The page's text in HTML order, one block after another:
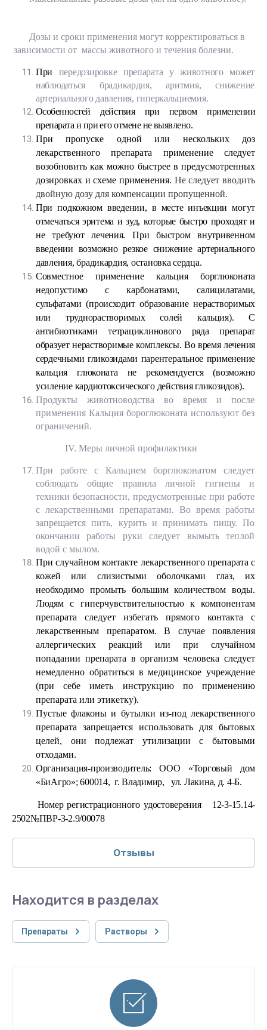
Дозы и сроки применения могут корректироваться в
зависимости от массы животного и течения болезни.
При передозировке препарата у животного может
наблюдаться брадикардия, аритмия, снижение
артериального давления, гиперкальциемия.
Особенностей действия при первом применении
препарата и при его отмене не выявлено.
При пропуске одной или нескольких доз
лекарственного препарата применение следует
возобновить как можно быстрее в предусмотренных
дозировках и схеме применения. Не следует вводить
двойную дозу для компенсации пропущенной.
При подкожном введении, в месте инъекции могут
отмечаться эритема и зуд, которые быстро проходят и
не требуют лечения. При быстром внутривенном
введении возможно резкое снижение артериального
давления, брадикардия, остановка сердца.
Совместное применение кальция борглюконата
недопустимо с карбонатами, салицилатами,
сульфатами (происходит образование нерастворимых
или труднорастворимых солей кальция). С
антибиотиками тетрациклинового ряда препарат
образует нерастворимые комплексы. Во время лечения
сердечными гликозидами парентеральное применение
кальция глюконата не рекомендуется (возможно
усиление кардиотоксического действия гликозидов).
Продукты животноводства во время и после
применения Кальция бороглюконата используют без
ограничений.
IV. Меры личной профилактики
При работе с Кальцием борглюконатом следует
соблюдать общие правила личной гигиены и
техники безопасности, предусмотренные при работе
с лекарственными препаратами. Во время работы
запрещается пить, курить и принимать пищу. По
окончании работы руки следует вымыть теплой
водой с мылом.
При случайном контакте лекарственного препарата с
кожей или слизистыми оболочками глаз, их
необходимо промыть большим количеством воды.
Людям с гиперчувствительностью к компонентам
препарата следует избегать прямого контакта с
лекарственным препаратом. В случае появления
аллергических реакций или при случайном
попадании препарата в организм человека следует
немедленно обратиться в медицинское учреждение
(при себе иметь инструкцию по применению
препарата или этикетку).
Пустые флаконы и бутылки из-под лекарственного
препарата запрещается использовать для бытовых
целей, они подлежат утилизации с бытовыми
отходами.
Организация-производитель: ООО «Торговый дом
«БиАгро»; 600014, г. Владимир, ул. Лакина, д. 4-Б.
Номер регистрационного удостоверения 12-3-15.14-
2502№ПВР-3-2.9/00078
Отзывы
Находится в разделах
Препараты Растворы